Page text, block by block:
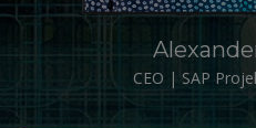
CEO | SAP